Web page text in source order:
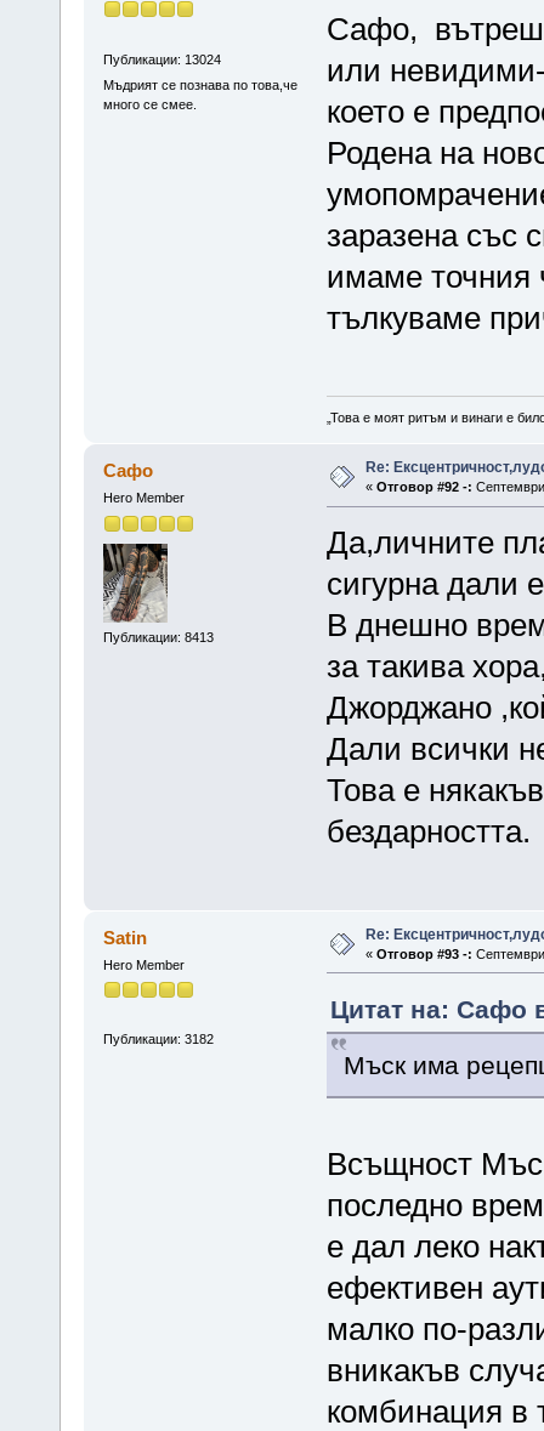
Публикации: 13024
Мъдрият се познава по това,че
много се смее.
Сафо,
или
което е
Родена на
заразена със
имаме точния
тълкуваме
„Това е моят ритъм и винаги е
Сафо
Hero Member
Публикации: 8413
Re:
« Отговор #92 -:
Да,личните
сигурна дали
В днешно
за такива
Джорджано
Дали всички
Това е
бездарността.
Satin
Hero Member
Публикации: 3182
Re:
« Отговор #93 -:
Цитат на: Сафо
Мъск има
Всъщност
последно
е дал леко
ефективен
малко по-
вникакъв
комбинация в